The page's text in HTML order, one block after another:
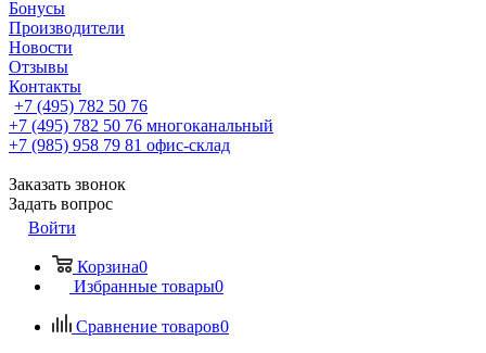
Бонусы
Производители
Новости
Отзывы
Контакты
+7 (495) 782 50 76
+7 (495) 782 50 76 многоканальный
+7 (985) 958 79 81 офис-склад
Заказать звонок
Задать вопрос
Войти
Корзина0
Избранные товары0
Сравнение товаров0